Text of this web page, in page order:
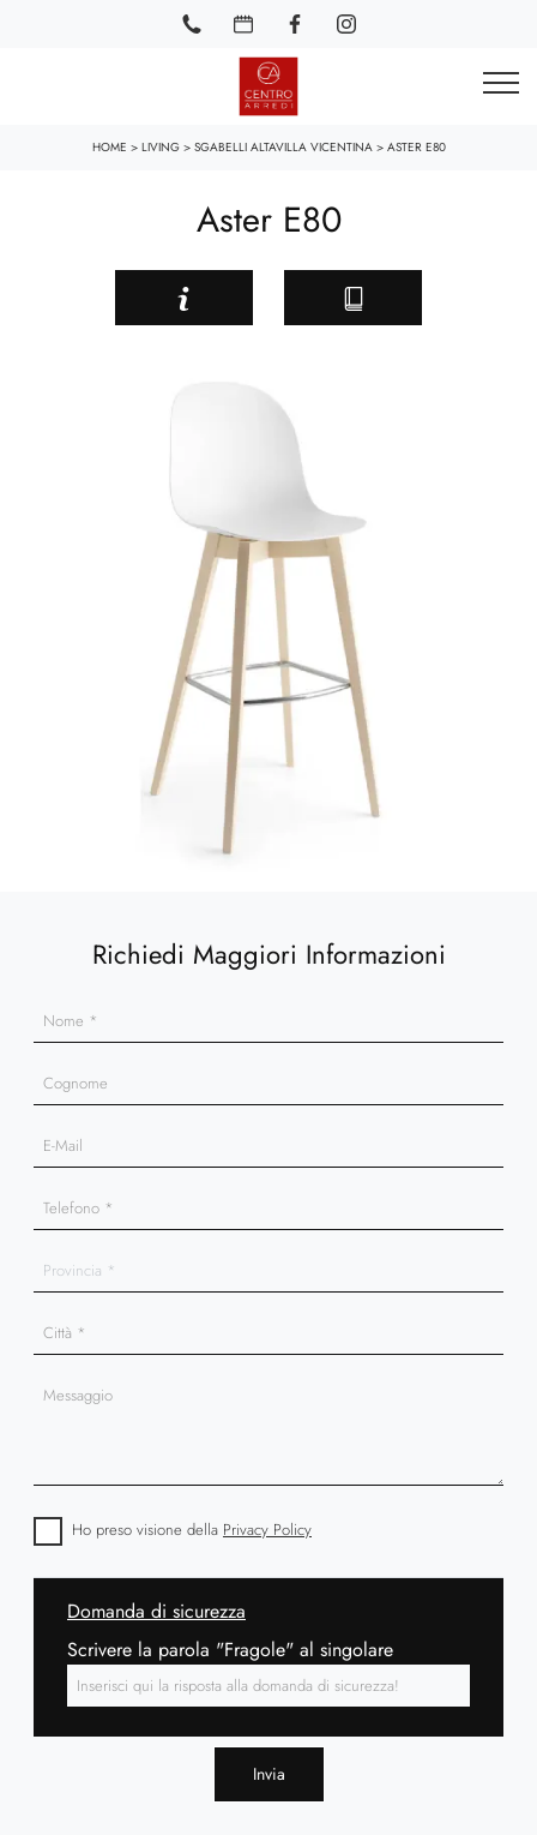
HOME > LIVING> SGABELLI ALTAVILLA VICENTINA > ASTER E80
Aster E80
Richiedi Maggiori Informazioni
Ho preso visione della Privacy Policy
Domanda di sicurezza
Scrivere la parola "Fragole" al singolare
Invia